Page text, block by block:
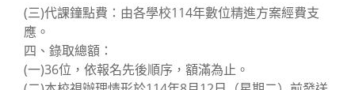
(三)代課鐘點費：由各學校114年數位精進方案經費支
應。
四、錄取總額：
(一)36位，依報名先後順序，額滿為止。